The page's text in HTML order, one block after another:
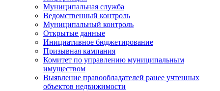
Муниципальная служба
Ведомственный контроль
Муниципальный контроль
Открытые данные
Инициативное бюджетирование
Призывная кампания
Комитет по управлению муниципальным
имуществом
Выявление правообладателей ранее учтенных
объектов недвижимости